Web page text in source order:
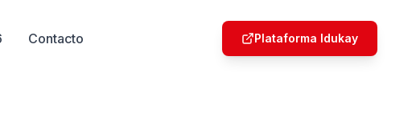
Contacto Plataforma Idukay